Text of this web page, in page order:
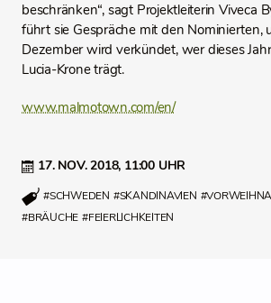
17. NOV. 2018, 11:00 UHR
#SCHWEDEN #SKANDINAVIEN
#BRÄUCHE #FEIERLICHKEITEN
beschränken“, sagt Projektleiterin Viveca
führt sie Gespräche mit den Nominierten,
Dezember wird verkündet, wer dieses
Lucia-Krone trägt.
www.malmotown.com/en/